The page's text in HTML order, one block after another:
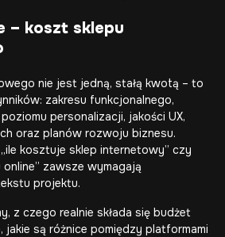
– koszt sklepu
nie jest jedną, stałą kwotą – to
zakresu funkcjonalnego,
personalizacji, jakości UX,
oraz planów rozwoju biznesu.
kosztuje sklep internetowy” czy
zawsze wymagają
projektu.
z czego realnie składa się budżet
są różnice pomiędzy platformami